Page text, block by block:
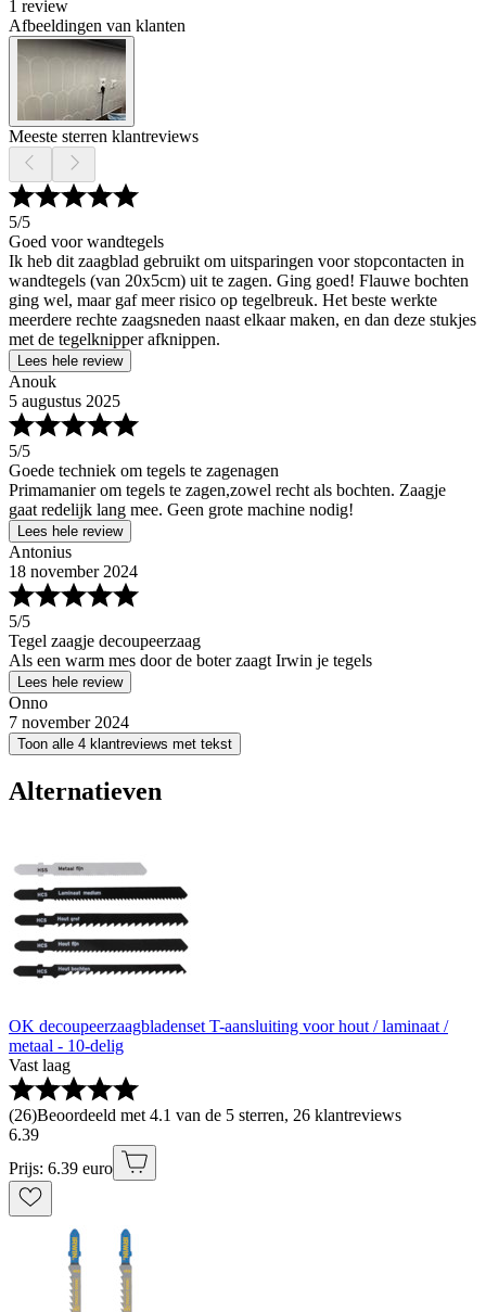
1 review
Afbeeldingen van klanten
Meeste sterren klantreviews
5/5
Goed voor wandtegels
Ik heb dit zaagblad gebruikt om uitsparingen voor stopcontacten in
wandtegels (van 20x5cm) uit te zagen. Ging goed! Flauwe bochten
ging wel, maar gaf meer risico op tegelbreuk. Het beste werkte
meerdere rechte zaagsneden naast elkaar maken, en dan deze stukjes
met de tegelknipper afknippen.
Lees hele review
Anouk
5 augustus 2025
5/5
Goede techniek om tegels te zagenagen
Primamanier om tegels te zagen,zowel recht als bochten. Zaagje
gaat redelijk lang mee. Geen grote machine nodig!
Lees hele review
Antonius
18 november 2024
5/5
Tegel zaagje decoupeerzaag
Als een warm mes door de boter zaagt Irwin je tegels
Lees hele review
Onno
7 november 2024
Toon alle 4 klantreviews met tekst
Alternatieven
OK decoupeerzaagbladenset T-aansluiting voor hout / laminaat /
metaal - 10-delig
Vast laag
(26)Beoordeeld met 4.1 van de 5 sterren, 26 klantreviews
6.39
Prijs: 6.39 euro